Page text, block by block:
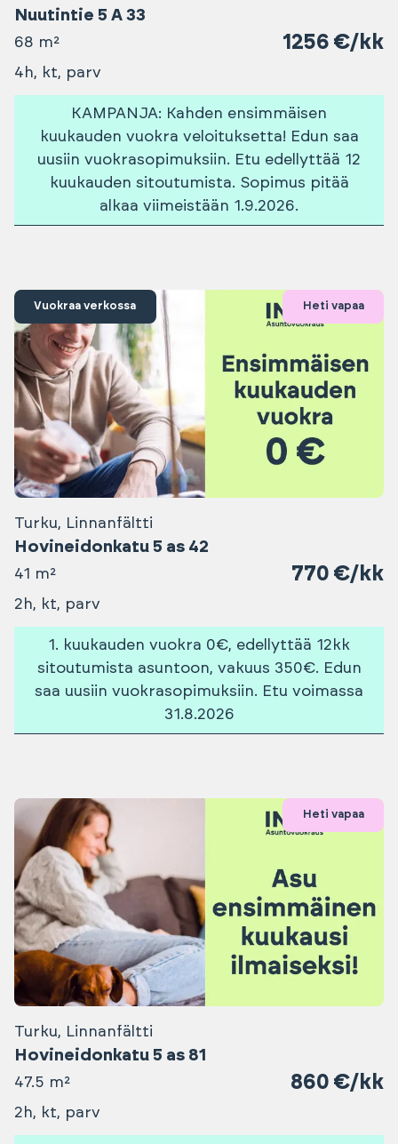
Nuutintie 5 A 33
68 m² 1256 €/kk
4h, kt, parv
KAMPANJA: Kahden ensimmäisen
kuukauden vuokra veloituksetta! Edun saa
uusiin vuokrasopimuksiin. Etu edellyttää 12
kuukauden sitoutumista. Sopimus pitää
alkaa viimeistään 1.9.2026.
Vuokraa verkossa Heti vapaa
Turku, Linnanfältti
Hovineidonkatu 5 as 42
41 m² 770 €/kk
2h, kt, parv
1. kuukauden vuokra 0€, edellyttää 12kk
sitoutumista asuntoon, vakuus 350€. Edun
saa uusiin vuokrasopimuksiin. Etu voimassa
31.8.2026
Heti vapaa
Turku, Linnanfältti
Hovineidonkatu 5 as 81
47.5 m² 860 €/kk
2h, kt, parv